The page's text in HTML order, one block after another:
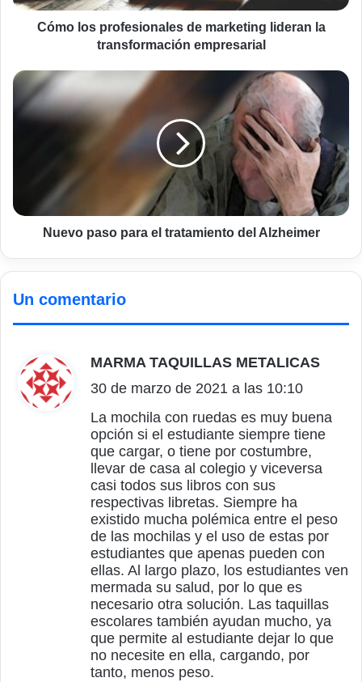
empresarial
Cómo los profesionales de marketing lideran la
transformación empresarial
Nuevo
paso
para
Alzheimer
Nuevo paso para el tratamiento del Alzheimer
Un comentario
MARMA TAQUILLAS METALICAS
c
e
:
30 de marzo de 2021 a las 10:10
La mochila con ruedas es muy buena
opción si el estudiante siempre tiene
que cargar, o tiene por costumbre,
llevar de casa al colegio y viceversa
casi todos sus libros con sus
respectivas libretas. Siempre ha
existido mucha polémica entre el peso
de las mochilas y el uso de estas por
estudiantes que apenas pueden con
ellas. Al largo plazo, los estudiantes ven
mermada su salud, por lo que es
necesario otra solución. Las taquillas
escolares también ayudan mucho, ya
que permite al estudiante dejar lo que
no necesite en ella, cargando, por
tanto, menos peso.